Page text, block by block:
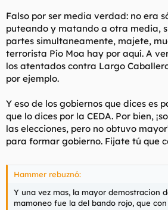
Falso por ser media verdad: no era
puteando y matando a otra media,
partes simultaneamente, majete,
terrorista Pío Moa hay por aquí. A
los atentados contra Largo
por ejemplo.
Y eso de los gobiernos que dices es
que lo dices por la CEDA. Por bien,
las elecciones, pero no obtuvo
para formar gobierno. Fijate tú que
Hammer rebuznó:
Y una vez mas, la mayor demostracion
mamoneo fue la del bando rojo, que con